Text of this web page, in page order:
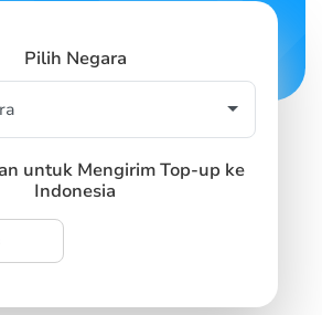
Pilih Negara
untuk Mengirim Top-up ke
Indonesia